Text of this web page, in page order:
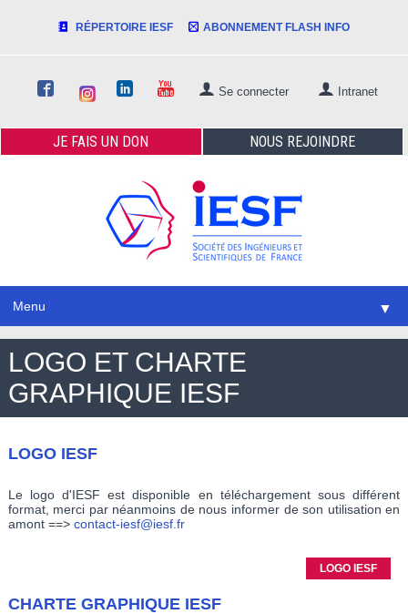
RÉPERTOIRE IESF ABONNEMENT FLASH INFO
Se connecter Intranet
JE FAISUN DON NOUS REJOINDRE
Menu ▼
LOGO ET CHARTE
GRAPHIQUE IESF
LOGO IESF
Le logo d'IESF est disponible en téléchargement sous différent
format, merci par néanmoins de nous informer de son utilisation en
amont ==> contact-iesf@iesf.fr
LOGO IESF
CHARTE GRAPHIQUE IESF